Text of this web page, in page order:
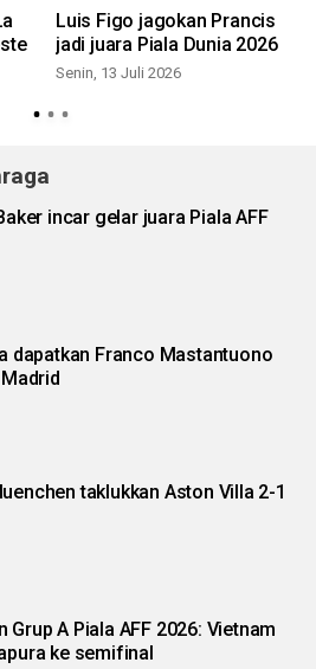
Luis Figo jagokan Prancis
jadi juara Piala Dunia 2026
Senin, 13 Juli 2026
incar gelar juara Piala AFF
dapatkan Franco Mastantuono
taklukkan Aston Villa 2-1
Grup A Piala AFF 2026: Vietnam
ke semifinal